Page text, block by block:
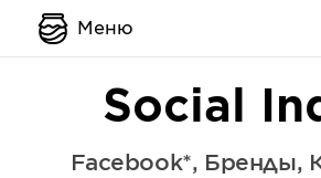
Меню
Social
Facebook*, Бренды,